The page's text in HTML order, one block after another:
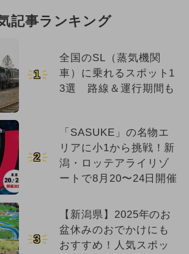
記事ランキング
1
全国のSL（蒸気機関
車）に乗れるスポット1
3選 路線＆運行期間も
2
「SASUKE」の名物エ
リアに小1から挑戦！新
潟・ロッテアライリゾ
ートで8月20〜24日開催
3
【新潟県】2025年のお
盆休みのおでかけにも
おすすめ！人気スポッ